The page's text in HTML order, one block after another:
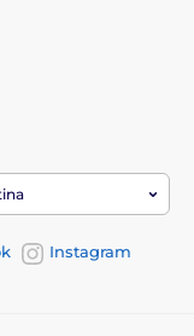
Instagram